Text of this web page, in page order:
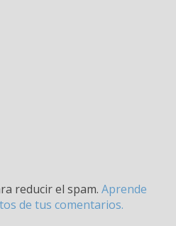
reducir el spam. Aprende
de tus comentarios.